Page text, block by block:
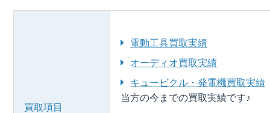
買取項目
電動工具買取実績
オーディオ買取実績
キュービクル・発電機買取実績
当方の今までの買取実績です♪